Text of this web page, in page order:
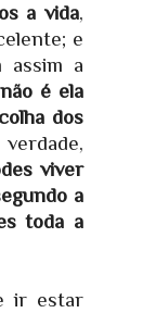
a vida,
e
assim a
é ela
dos
viver
a
toda a
ir estar